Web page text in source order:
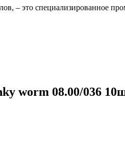
– это специализированное
worm 08.00/036